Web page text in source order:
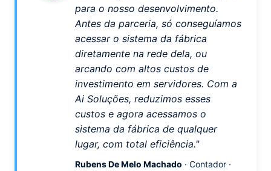
para o nosso desenvolvimento.
Antes da parceria, só conseguíamos
acessar o sistema da fábrica
diretamente na rede dela, ou
arcando com altos custos de
investimento em servidores. Com a
Ai Soluções, reduzimos esses
custos e agora acessamos o
sistema da fábrica de qualquer
lugar, com total eficiência."
Rubens De Melo Machado · Contador ·